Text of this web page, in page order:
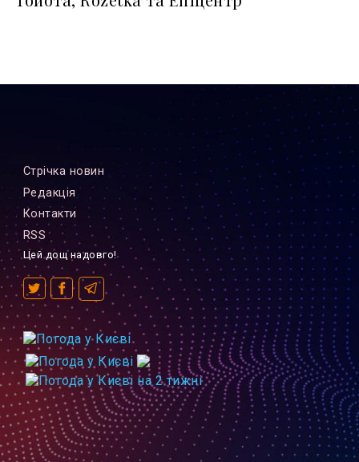
Стрiчка новин
Редакцiя
Контакти
RSS
Цей дощ надовго!